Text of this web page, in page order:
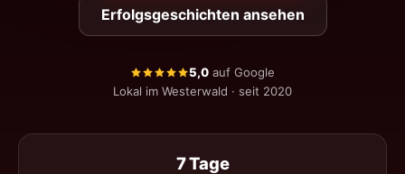
Erfolgsgeschichten ansehen
5,0 auf Google
Lokal im Westerwald · seit 2020
7 Tage